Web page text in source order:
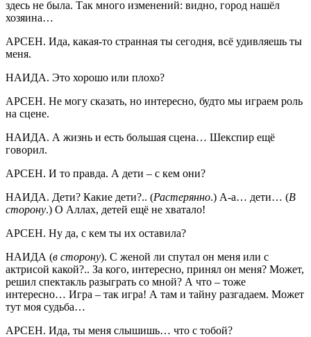
здесь не была. Так много изменений: видно, город нашёл
хозяина…
АРСЕН. Ида, какая-то странная ты сегодня, всё удивляешь ты
меня.
НАИДА. Это хорошо или плохо?
АРСЕН. Не могу сказать, но интересно, будто мы играем роль
на сцене.
НАИДА. А жизнь и есть большая сцена… Шекспир ещё
говорил.
АРСЕН. И то правда. А дети – с кем они?
НАИДА. Дети? Какие дети?.. (Растерянно.) А-а… дети… (В
сторону.) О Аллах, детей ещё не хватало!
АРСЕН. Ну да, с кем ты их оставила?
НАИДА (в сторону). С женой ли спутал он меня или с
актрисой какой?.. За кого, интересно, принял он меня? Может,
решил спектакль разыграть со мной? А что – тоже
интересно… Игра – так игра! А там и тайну разгадаем. Может
тут моя судьба…
АРСЕН. Ида, ты меня слышишь… что с тобой?